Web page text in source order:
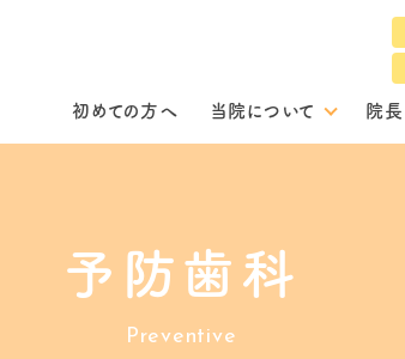
初めての方へ 当院について 院長
予防歯科
Preventive